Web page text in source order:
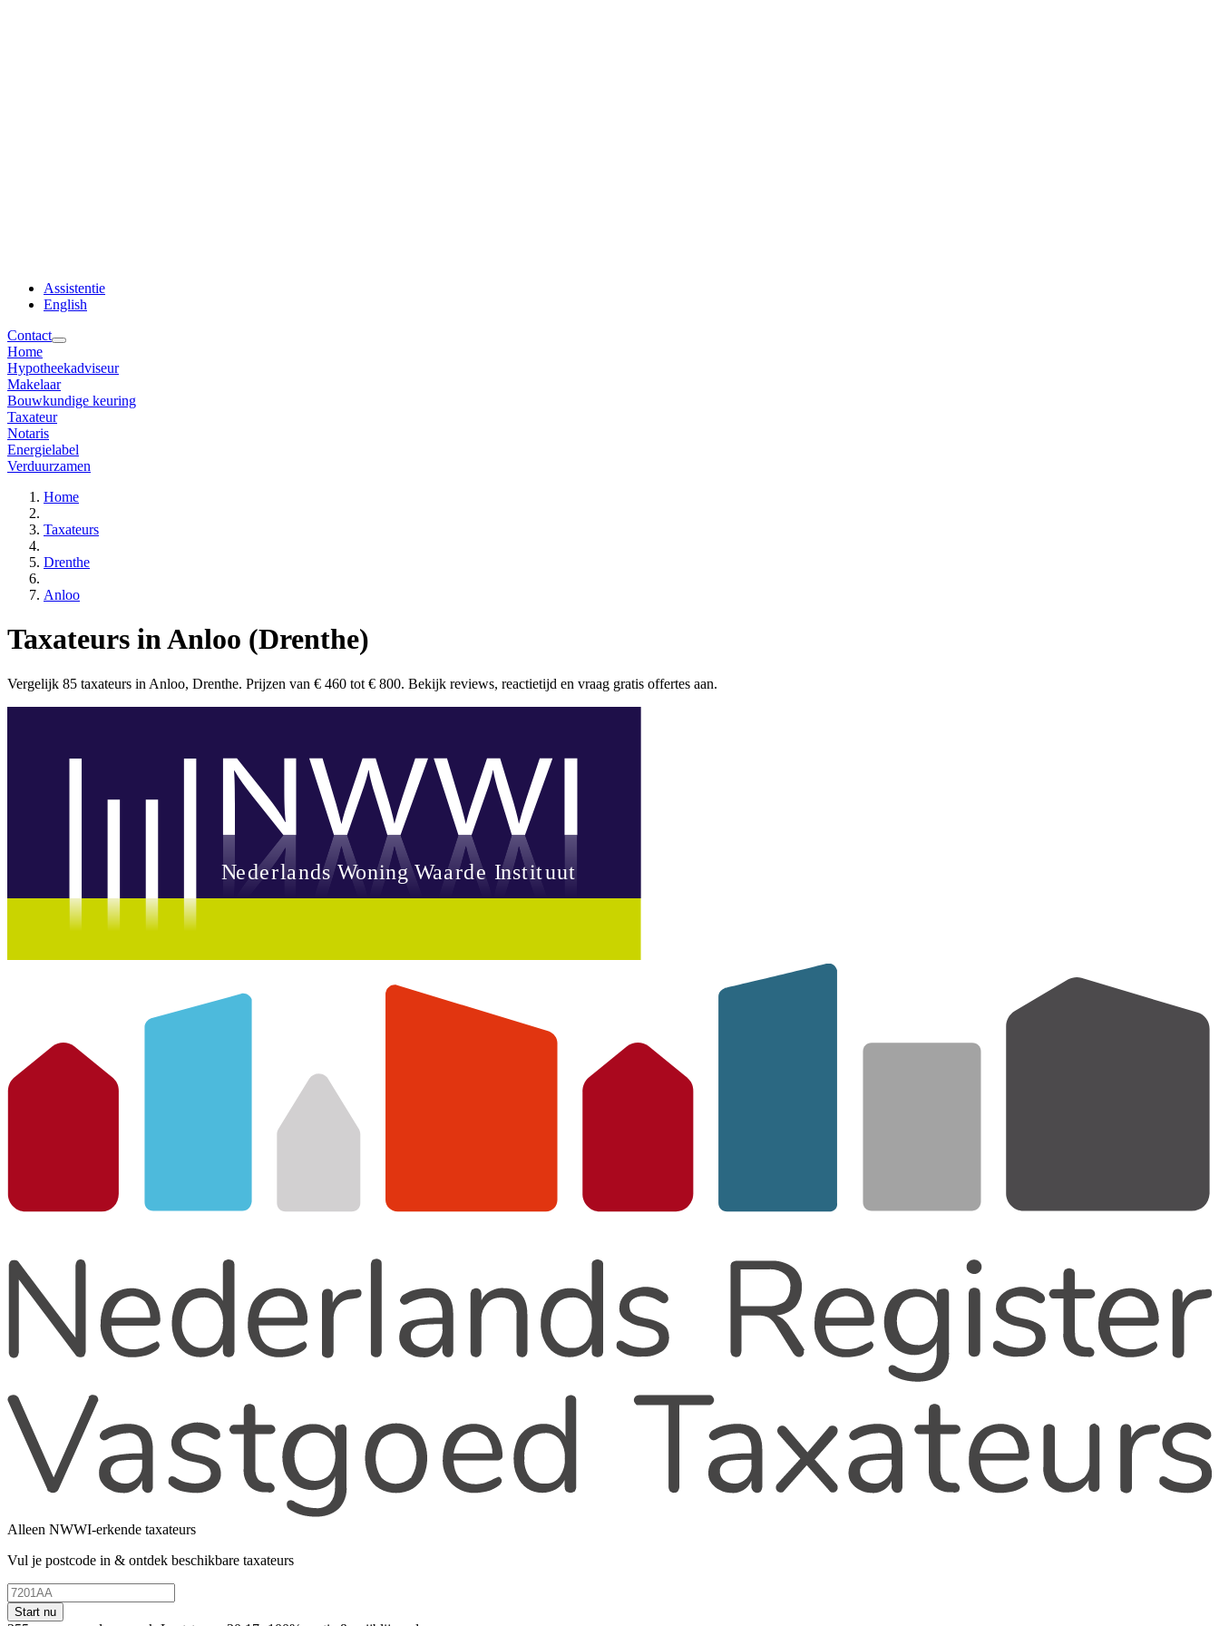
Assistentie
English
Contact
Home
Hypotheekadviseur
Makelaar
Bouwkundige keuring
Taxateur
Notaris
Energielabel
Verduurzamen
Home
Taxateurs
Drenthe
Anloo
Taxateurs in Anloo (Drenthe)
Vergelijk 85 taxateurs in Anloo, Drenthe. Prijzen van € 460 tot € 800. Bekijk reviews, reactietijd en vraag gratis offertes aan.
Alleen NWWI-erkende taxateurs
Vul je postcode in & ontdek beschikbare taxateurs
Start nu